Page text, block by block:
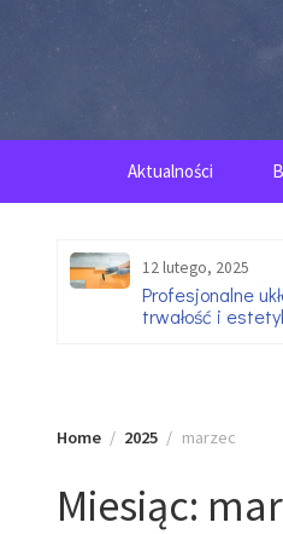
Aktualności
12 lutego, 2025
Profesjonalne
trwałość i
Home 2025 marzec
Miesiąc: